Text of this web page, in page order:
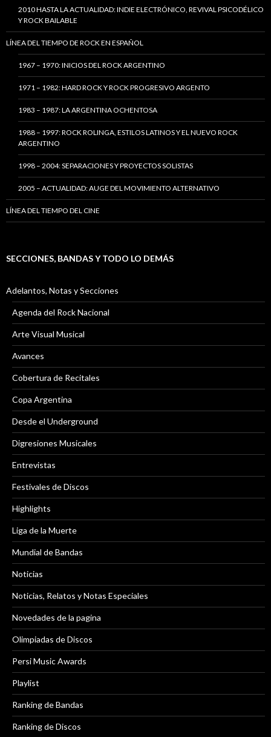
2010 HASTA LA ACTUALIDAD: INDIE ELECTRÓNICO, REVIVAL PSICODÉLICO
Y ROCK BAILABLE
LÍNEA DEL TIEMPO DE ROCK EN ESPAÑOL
1967 – 1970: INICIOS DEL ROCK ARGENTINO
1971 – 1982: HARD ROCK Y ROCK PROGRESIVO ARGENTO
1983 – 1987: LA ARGENTINA OCHENTOSA
1988 – 1997: ROCK ROLINGA, ESTILOS LATINOS Y EL NUEVO ROCK
ARGENTINO
1998 – 2004: SEPARACIONES Y PROYECTOS SOLISTAS
2005 – ACTUALIDAD: AUGE DEL MOVIMIENTO ALTERNATIVO
LÍNEA DEL TIEMPO DEL CINE
SECCIONES, BANDAS Y TODO LO DEMÁS
Adelantos, Notas y Secciones
Agenda del Rock Nacional
Arte Visual Musical
Avances
Cobertura de Recitales
Copa Argentina
Desde el Underground
Digresiones Musicales
Entrevistas
Festivales de Discos
Highlights
Liga de la Muerte
Mundial de Bandas
Noticias
Noticias, Relatos y Notas Especiales
Novedades de la pagina
Olimpiadas de Discos
Persi Music Awards
Playlist
Ranking de Bandas
Ranking de Discos